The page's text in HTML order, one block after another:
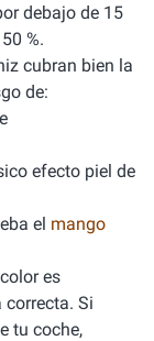
debajo de 15
%.
cubran bien la
de:
efecto piel de
el mango
es
Si
tu coche,